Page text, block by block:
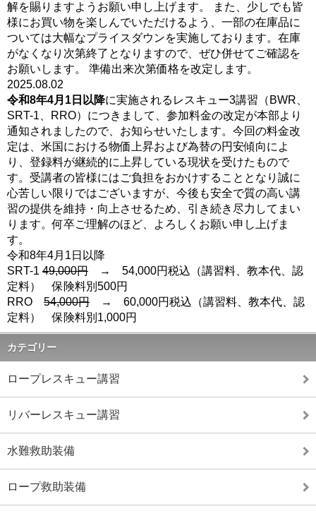
解を賜りますようお願い申し上げます。 また、少しでも皆
様にお買い物を楽しんでいただけるよう、一部の在庫品に
ついては大幅なプライスダウンを実施しております。在庫
がなくなり次第終了となりますので、ぜひ併せてご確認を
お願いします。 準備出来次第価格を改定します。
2025.08.02
令和8年4月1日以降に実施されるレスキュー3講習（BWR、
SRT-1、RRO）につきまして、参加料金の改定が本部より
通知されましたので、お知らせいたします。今回の料金改
定は、米国における物価上昇および為替の円安傾向によ
り、登録料が継続的に上昇している現状を受けたもので
す。受講者の皆様にはご負担をおかけすることとなり誠に
心苦しい限りではございますが、今後も安全で質の高い講
習の提供を維持・向上させるため、引き続き尽力してまい
ります。何卒ご理解のほど、よろしくお願い申し上げま
す。
令和8年4月1日以降
SRT-1 49,000円 → 54,000円税込（講習料、教本代、認
定料） 保険料別500円
RRO 54,000円 → 60,000円税込（講習料、教本代、認
定料） 保険料別1,000円
カテゴリー
ロープレスキュー講習
リバーレスキュー講習
水難救助装備
ロープ救助装備